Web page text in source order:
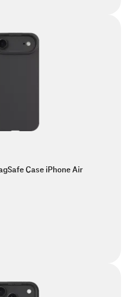
Case iPhone Air